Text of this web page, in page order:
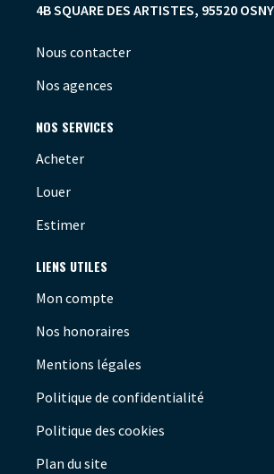
4B SQUARE DES ARTISTES, 95520 OSNY
Nous contacter
Nos agences
NOS SERVICES
Acheter
Louer
Estimer
LIENS UTILES
Mon compte
Nos honoraires
Mentions légales
Politique de confidentialité
Politique des cookies
Plan du site